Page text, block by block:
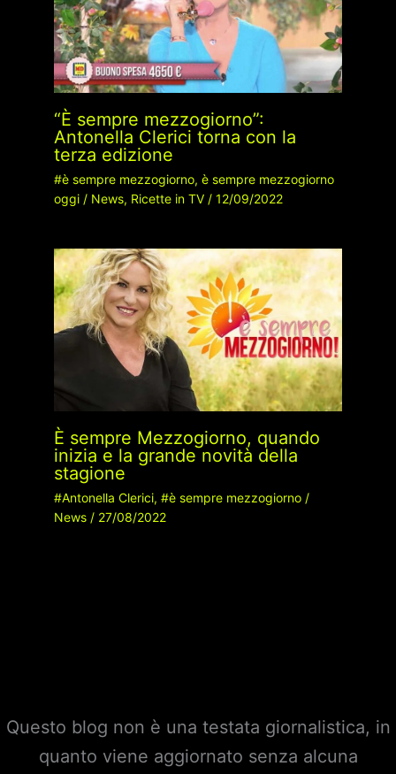
“È sempre mezzogiorno”:
Antonella Clerici torna con la
terza edizione
#è sempre mezzogiorno, è sempre mezzogiorno
oggi/ News, Ricette in TV/ 12/09/2022
È sempre Mezzogiorno, quando
inizia e la grande novità della
stagione
#Antonella Clerici, #è sempre mezzogiorno/
News/ 27/08/2022
Questo blog non è una testata giornalistica, in
quanto viene aggiornato senza alcuna